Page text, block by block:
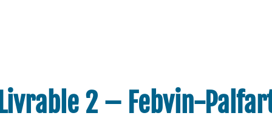
Livrable 2 – Febvin-